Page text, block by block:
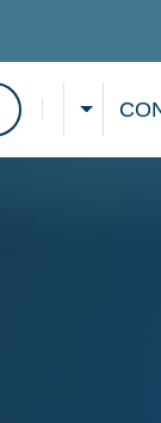
Afficher la